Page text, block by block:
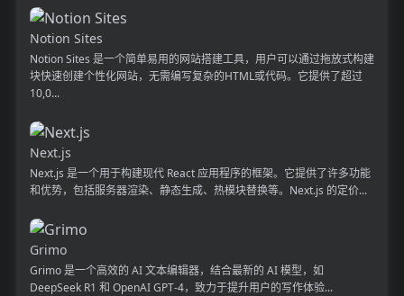
Notion Sites
Notion Sites 是一个简单易用的网站搭建工具，用户可以通过拖放式构建
块快速创建个性化网站，无需编写复杂的HTML或代码。它提供了超过
10,0...
Next.js
Next.js 是一个用于构建现代 React 应用程序的框架。它提供了许多功能
和优势，包括服务器渲染、静态生成、热模块替换等。Next.js 的定价...
Grimo
Grimo 是一个高效的 AI 文本编辑器，结合最新的 AI 模型，如
DeepSeek R1 和 OpenAI GPT-4，致力于提升用户的写作体验...